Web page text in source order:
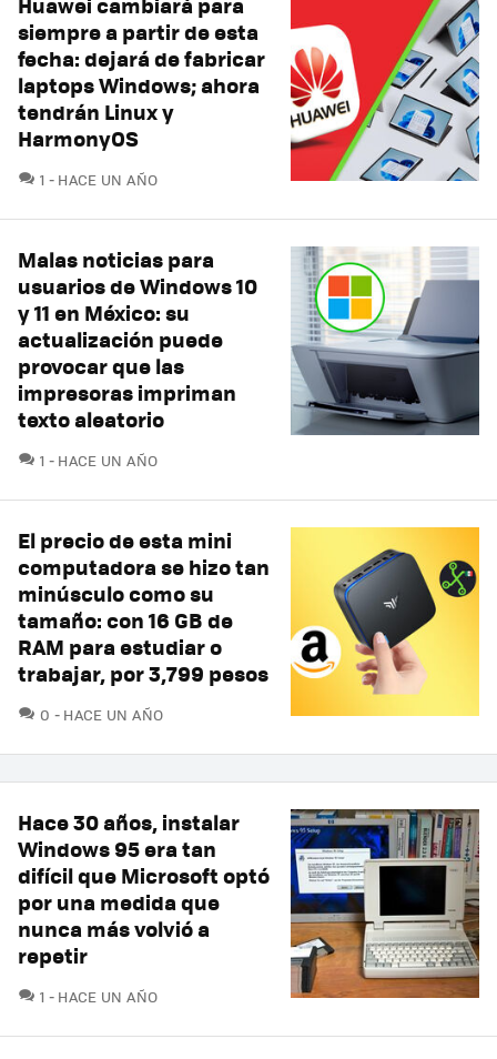
siempre a partir de esta
fecha: dejará de fabricar
laptops Windows; ahora
tendrán Linux y
HarmonyOS
1 COMENTARIOS
HACE UN AÑO
Malas noticias para
usuarios de Windows 10
y 11 en México: su
actualización puede
provocar que las
impresoras impriman
texto aleatorio
1 COMENTARIOS
HACE UN AÑO
El precio de esta mini
computadora se hizo tan
minúsculo como su
tamaño: con 16 GB de
RAM para estudiar o
trabajar, por 3,799 pesos
0 COMENTARIOS
HACE UN AÑO
Hace 30 años, instalar
Windows 95 era tan
difícil que Microsoft optó
por una medida que
nunca más volvió a
repetir
1 COMENTARIOS
HACE UN AÑO